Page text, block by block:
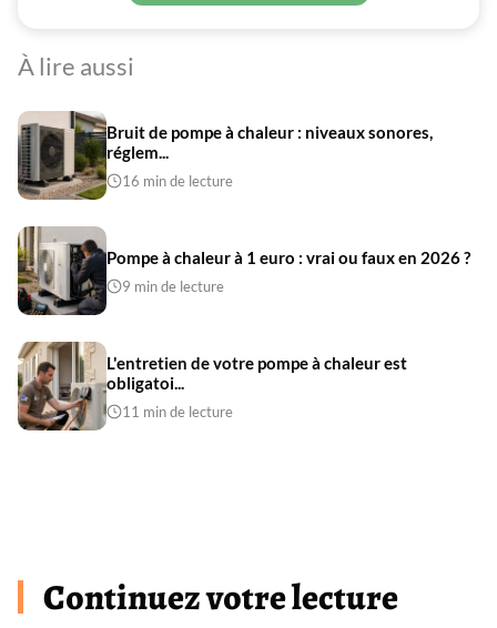
À lire aussi
Bruit de pompe à chaleur : niveaux sonores,
réglem...
16 min de lecture
Pompe à chaleur à 1 euro : vrai ou faux en 2026 ?
9 min de lecture
L'entretien de votre pompe à chaleur est
obligatoi...
11 min de lecture
Continuez votre lecture